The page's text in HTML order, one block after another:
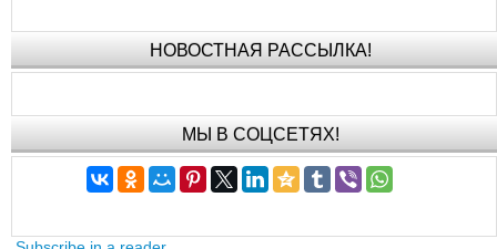
НОВОСТНАЯ РАССЫЛКА!
МЫ В СОЦСЕТЯХ!